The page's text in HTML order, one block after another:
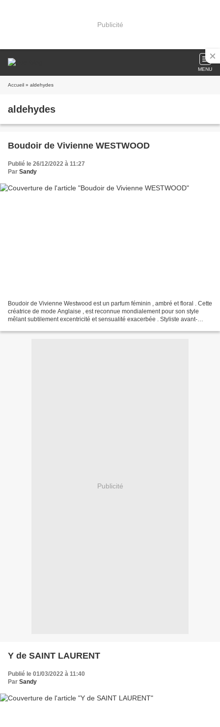
Publicité
MENU
Accueil » aldehydes
aldehydes
Boudoir de Vivienne WESTWOOD
Publié le 26/12/2022 à 11:27
Par Sandy
Boudoir de Vivienne Westwood est un parfum féminin , ambré et floral . Cette
créatrice de mode Anglaise , est reconnue mondialement pour son style
mêlant subtilement excentricité et sensualité exacerbée . Styliste avant-
Publicité
Y de SAINT LAURENT
Publié le 01/03/2022 à 11:40
Par Sandy